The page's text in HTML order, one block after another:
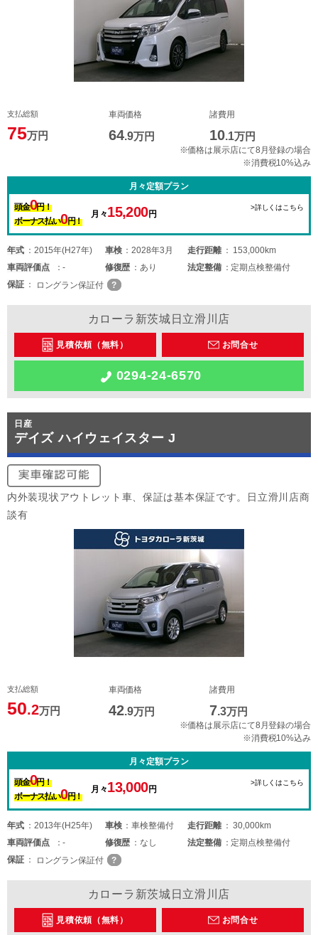
支払総額
75万円
車両価格
64.9万円
諸費用
10.1万円
※価格は展示店にて8月登録の場合
※消費税10%込み
月々定額プラン
頭金0円！
ボーナス払い0円！
月々15,200円
>詳しくはこちら
年式 2015年(H27年) 車検 2028年3月 走行距離
153,000km
車両評価点 - 修復歴 あり 法定整備
定期点検整備付
保証
ロングラン保証付
カローラ新茨城日立滑川店
見積依頼（無料） お問合せ
0294-24-6570
日産
デイズ ハイウェイスター J
内外装現状アウトレット車、保証は基本保証です。日立滑川店商
談有
支払総額
50.2万円
車両価格
42.9万円
諸費用
7.3万円
※価格は展示店にて8月登録の場合
※消費税10%込み
月々定額プラン
頭金0円！
ボーナス払い0円！
月々13,000円
>詳しくはこちら
年式 2013年(H25年) 車検 車検整備付 走行距離
30,000km
車両評価点 - 修復歴 なし 法定整備
定期点検整備付
保証
ロングラン保証付
カローラ新茨城日立滑川店
見積依頼（無料） お問合せ